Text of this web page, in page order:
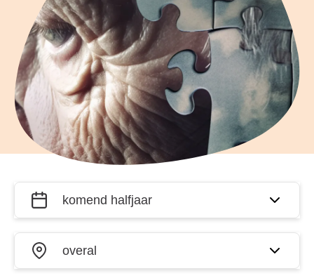
Filter
activiteiten
op datum
en plaats
Wanneer?
Waar?